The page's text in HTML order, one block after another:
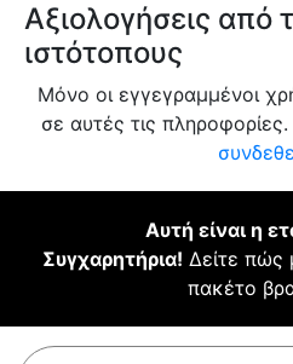
Αξιολογήσεις από
ιστότοπους
Μόνο οι εγγεγραμμένοι
σε αυτές τις πληροφορίες.
Αυτή είναι η
Συγχαρητήρια! Δείτε πώς
πακέτο